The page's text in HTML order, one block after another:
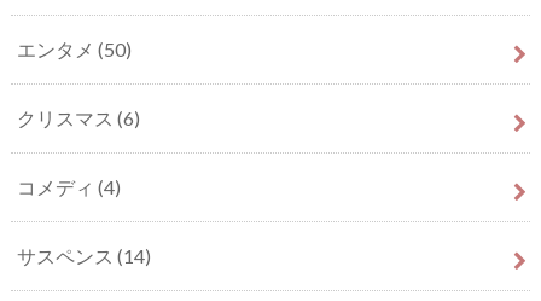
エンタメ (50)
クリスマス (6)
コメディ (4)
サスペンス (14)